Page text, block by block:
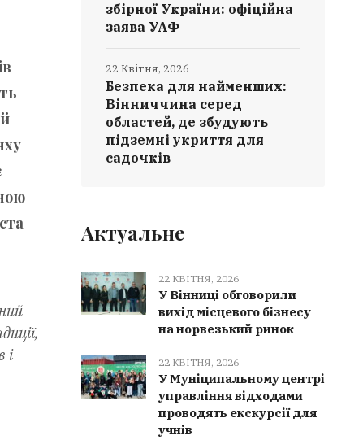
і
збірної України: офіційна
заява УАФ
Безпека для найменших:
Вінниччина серед
областей, де збудують
підземні укриття для
садочків
22 Квітня, 2026
Актуальне
22 КВІТНЯ, 2026
У Вінниці обговорили
вихід місцевого бізнесу
на норвезький ринок
22 КВІТНЯ, 2026
У Муніципальному центрі
управління відходами
проводять екскурсії для
учнів